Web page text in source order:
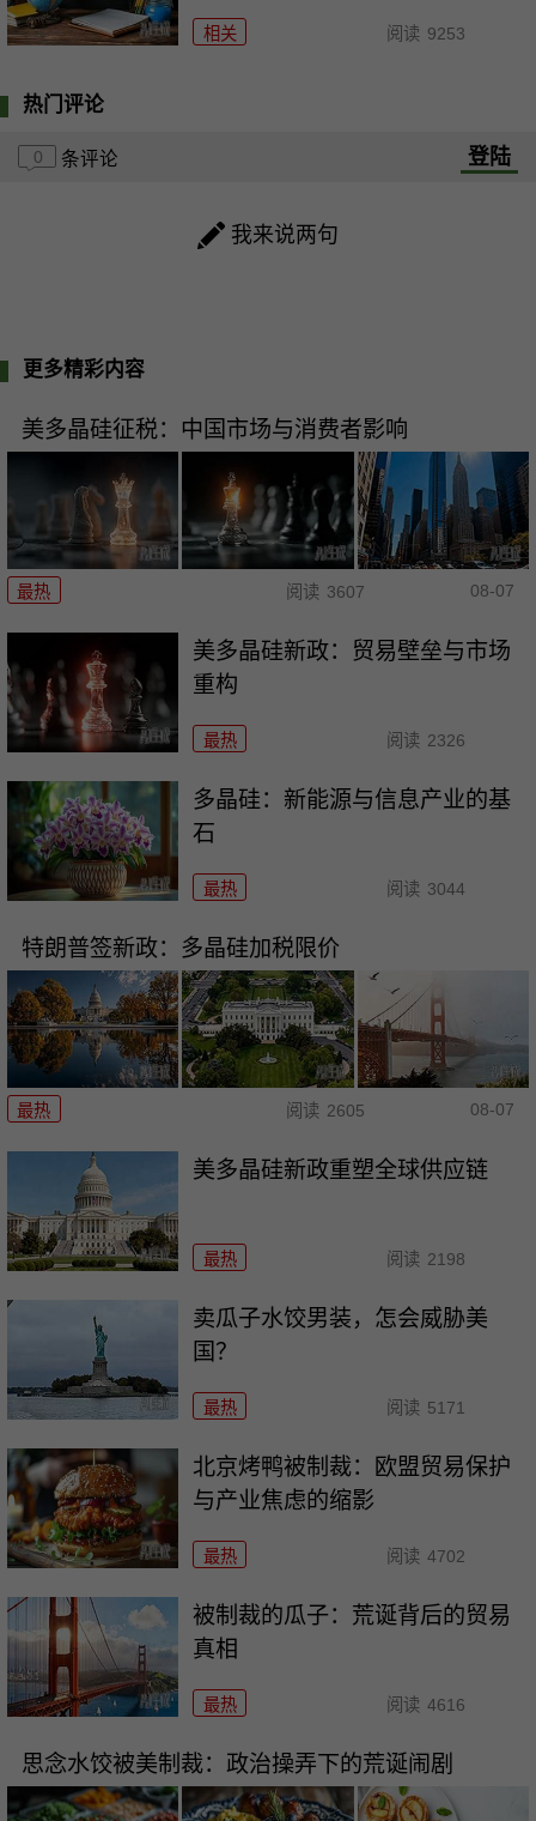
相关 阅读 9253
热门评论
0 条评论 登陆
我来说两句
更多精彩内容
美多晶硅征税：中国市场与消费者影响
最热 阅读 3607 08-07
美多晶硅新政：贸易壁垒与市场
重构
最热 阅读 2326
多晶硅：新能源与信息产业的基
石
最热 阅读 3044
特朗普签新政：多晶硅加税限价
最热 阅读 2605 08-07
美多晶硅新政重塑全球供应链
最热 阅读 2198
卖瓜子水饺男装，怎会威胁美
国？
最热 阅读 5171
北京烤鸭被制裁：欧盟贸易保护
与产业焦虑的缩影
最热 阅读 4702
被制裁的瓜子：荒诞背后的贸易
真相
最热 阅读 4616
思念水饺被美制裁：政治操弄下的荒诞闹剧